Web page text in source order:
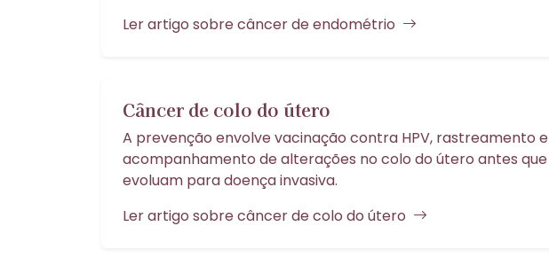
Ler artigo sobre câncer de endométrio
Câncer de colo do útero
A prevenção envolve vacinação contra HPV, rastreamento e
acompanhamento de alterações no colo do útero antes que
evoluam para doença invasiva.
Ler artigo sobre câncer de colo do útero